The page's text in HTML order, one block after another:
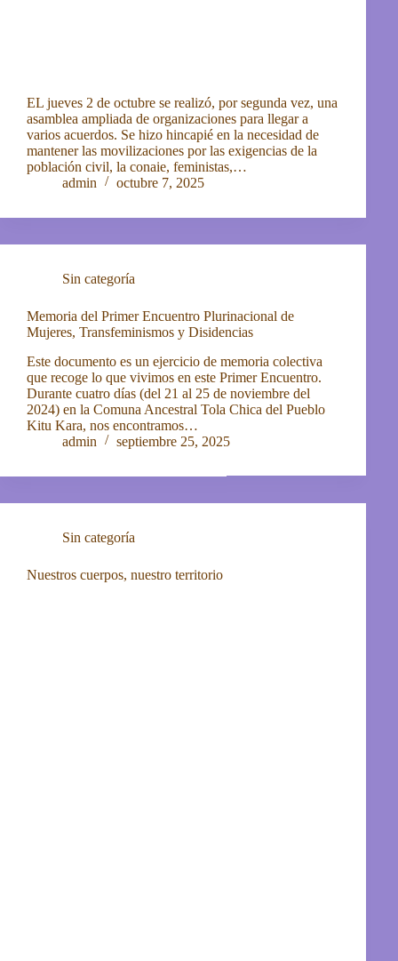
EL jueves 2 de octubre se realizó, por segunda vez, una
asamblea ampliada de organizaciones para llegar a
varios acuerdos. Se hizo hincapié en la necesidad de
mantener las movilizaciones por las exigencias de la
población civil, la conaie, feministas,…
admin
octubre 7, 2025
Sin categoría
Memoria del Primer Encuentro Plurinacional de
Mujeres, Transfeminismos y Disidencias
Este documento es un ejercicio de memoria colectiva
que recoge lo que vivimos en este Primer Encuentro.
Durante cuatro días (del 21 al 25 de noviembre del
2024) en la Comuna Ancestral Tola Chica del Pueblo
Kitu Kara, nos encontramos…
admin
septiembre 25, 2025
Sin categoría
Nuestros cuerpos, nuestro territorio